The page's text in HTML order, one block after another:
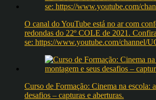
O canal do YouTube está no ar com
redondas do 22º COLE de 2021.
se: https://www.youtube.com/
Curso de Formação: Cinema na escola:
desafios – capturas e aberturas.